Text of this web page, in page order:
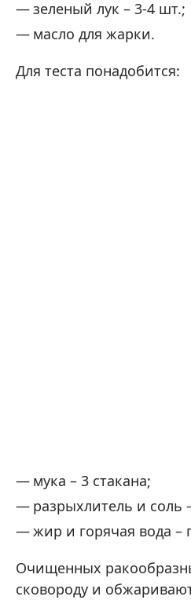
зеленый лук – 3-4 шт.;
масло для жарки.
Для теста понадобится:
мука – 3 стакана;
разрыхлитель и соль
жир и горячая вода –
Очищенных
сковороду и